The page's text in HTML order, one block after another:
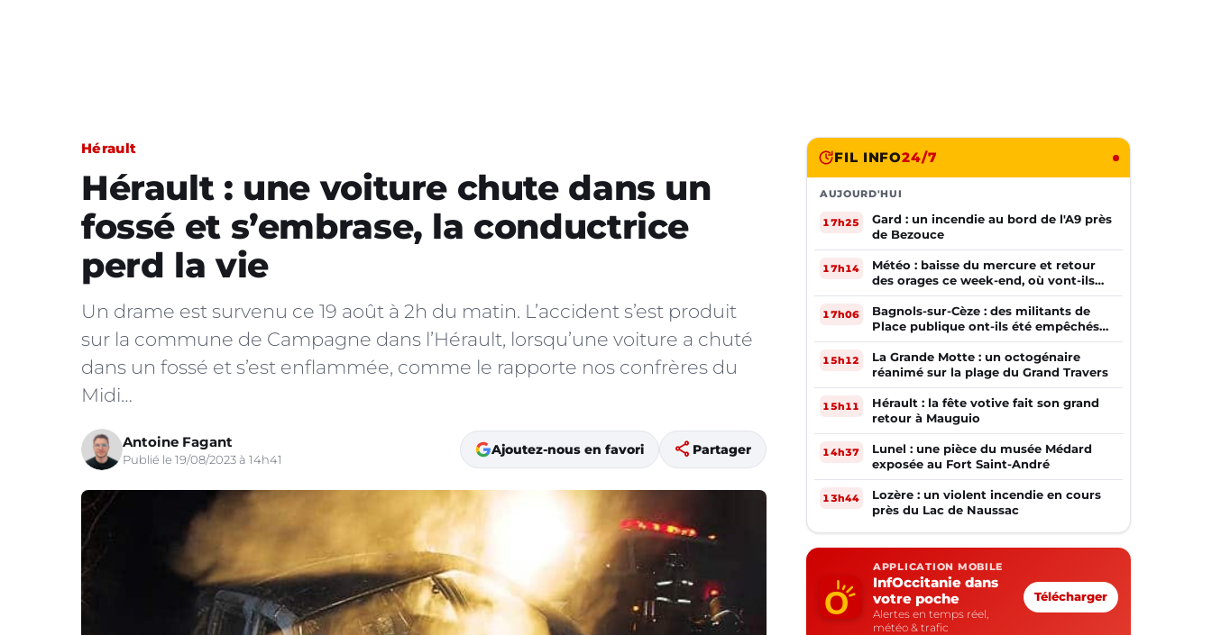
Hérault
Hérault : une voiture chute dans un
fossé et s’embrase, la conductrice
perd la vie
Un drame est survenu ce 19 août à 2h du matin. L’accident s’est produit
sur la commune de Campagne dans l’Hérault, lorsqu’une voiture a chuté
dans un fossé et s’est enflammée, comme le rapporte nos confrères du
Midi…
Antoine Fagant
Publié le 19/08/2023 à 14h41
Ajoutez-nous en favori share Partager
FIL INFO24/7
AUJOURD'HUI
17h25
Gard : un incendie au bord de l'A9 près
de Bezouce
17h14
Météo : baisse du mercure et retour
des orages ce week-end, où vont-ils
frapper ?
17h06
Bagnols-sur-Cèze : des militants de
Place publique ont-ils été empêchés
de tracter par la mairie ?
15h12
La Grande Motte : un octogénaire
réanimé sur la plage du Grand Travers
15h11
Hérault : la fête votive fait son grand
retour à Mauguio
14h37
Lunel : une pièce du musée Médard
exposée au Fort Saint-André
13h44
Lozère : un violent incendie en cours
près du Lac de Naussac
APPLICATION MOBILE
InfOccitanie dans
votre poche
Alertes en temps réel,
météo & trafic
Télécharger